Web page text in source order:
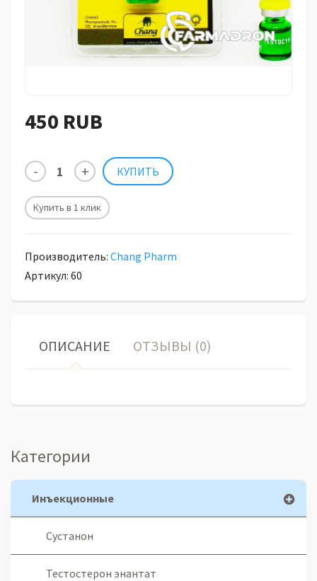
450 RUB
Купить в 1 клик
Производитель: Chang Pharm
Артикул: 60
ОПИСАНИЕ ОТЗЫВЫ (0)
Категории
Инъекционные
Сустанон
Тестостерон энантат